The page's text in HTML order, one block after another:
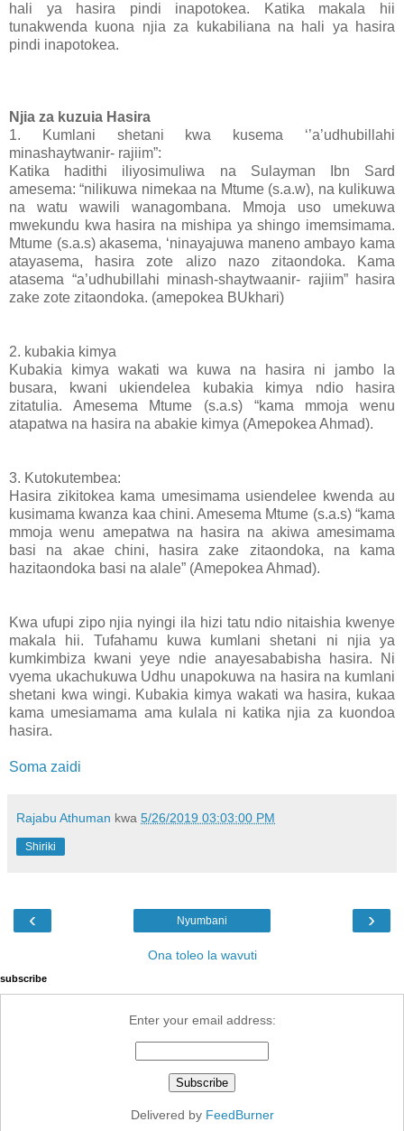
hali ya hasira pindi inapotokea. Katika makala hii
tunakwenda kuona njia za kukabiliana na hali ya hasira
pindi inapotokea.
Njia za kuzuia Hasira
1.
Kumlani shetani kwa kusema ‘’a’udhubillahi
minashaytwanir- rajiim”:
Katika hadithi iliyosimuliwa na Sulayman Ibn Sard
amesema: “nilikuwa nimekaa na Mtume (s.a.w), na kulikuwa
na watu wawili wanagombana. Mmoja uso umekuwa
mwekundu kwa hasira na mishipa ya shingo imemsimama.
Mtume (s.a.s) akasema, ‘ninayajuwa maneno ambayo kama
atayasema, hasira zote alizo nazo zitaondoka. Kama
atasema “a’udhubillahi minash-shaytwaanir- rajiim” hasira
zake zote zitaondoka. (amepokea BUkhari)
2. kubakia kimya
Kubakia kimya wakati wa kuwa na hasira ni jambo la
busara, kwani ukiendelea kubakia kimya ndio hasira
zitatulia. Amesema Mtume (s.a.s) “kama mmoja wenu
atapatwa na hasira na abakie kimya (Amepokea Ahmad).
3. Kutokutembea:
Hasira zikitokea kama umesimama usiendelee kwenda au
kusimama kwanza kaa chini. Amesema Mtume (s.a.s) “kama
mmoja wenu amepatwa na hasira na akiwa amesimama
basi na akae chini, hasira zake zitaondoka, na kama
hazitaondoka basi na alale” (Amepokea Ahmad).
Kwa ufupi zipo njia nyingi ila hizi tatu ndio nitaishia kwenye
makala hii. Tufahamu kuwa kumlani shetani ni njia ya
kumkimbiza kwani yeye ndie anayesababisha hasira. Ni
vyema ukachukuwa Udhu unapokuwa na hasira na kumlani
shetani kwa wingi. Kubakia kimya wakati wa hasira, kukaa
kama umesiamama ama kulala ni katika njia za kuondoa
hasira.
Soma zaidi
Rajabu Athuman kwa 5/26/2019 03:03:00 PM
Shiriki
‹ ›
Nyumbani
Ona toleo la wavuti
subscribe
Enter your email address:
Delivered by FeedBurner